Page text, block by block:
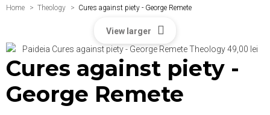
Home Theology > Cures against piety - George Remete
View larger
Cures against piety -
George Remete